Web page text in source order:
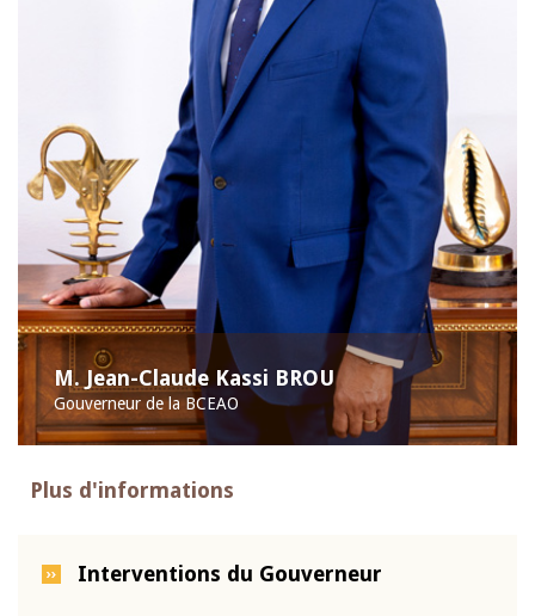
M. Jean-Claude Kassi BROU
Gouverneur de la BCEAO
Plus d'informations
Interventions du Gouverneur